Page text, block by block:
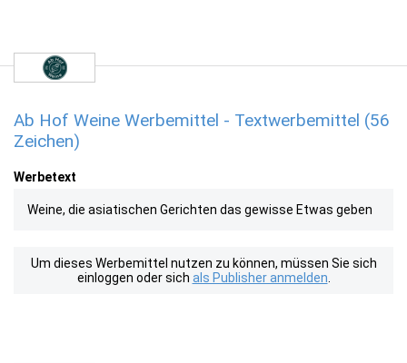
Ab Hof Weine Werbemittel - Textwerbemittel (56
Zeichen)
Werbetext
Weine, die asiatischen Gerichten das gewisse Etwas geben
Um dieses Werbemittel nutzen zu können, müssen Sie sich
einloggen oder sich als Publisher anmelden